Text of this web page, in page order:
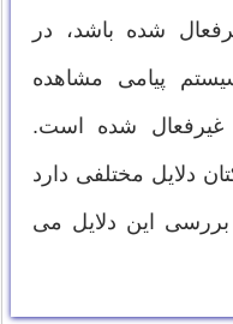
شده باشد، در
پیامی مشاهده
غیرفعال شده است.
دلایل مختلفی دارد
بررسی این دلایل می